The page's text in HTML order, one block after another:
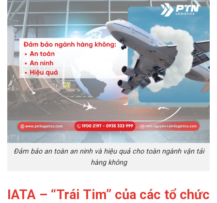
Đảm bảo an toàn an ninh và hiệu quả cho toàn ngành vận tải
hàng không
IATA – “Trái Tim” của các tổ chức